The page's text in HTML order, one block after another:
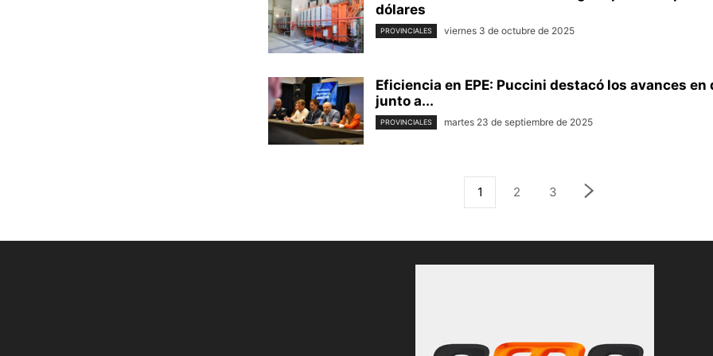
dólares
PROVINCIALES viernes 3 de octubre de 2025
Eficiencia en EPE: Puccini destacó los avances
junto a...
PROVINCIALES martes 23 de septiembre de 2025
1 2 3